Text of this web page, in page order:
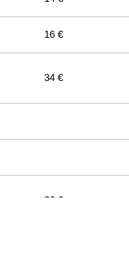
16 €
34 €
36 €